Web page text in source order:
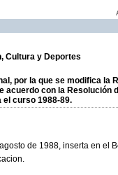
Cultura y Deportes
por la que se modifica la
con la Resolución
el curso 1988-89.
de 1988, inserta en el